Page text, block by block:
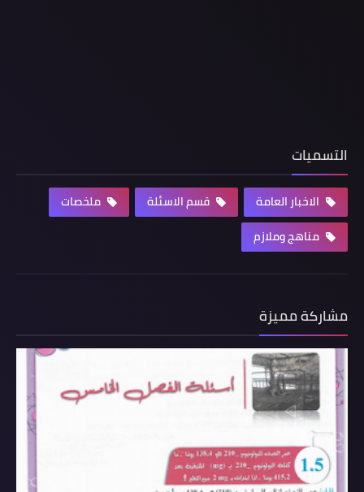
التسميات
الاخبار العامة قسم الاسئلة
ملخصات
مناهج وملازم
مشاركة مميزة